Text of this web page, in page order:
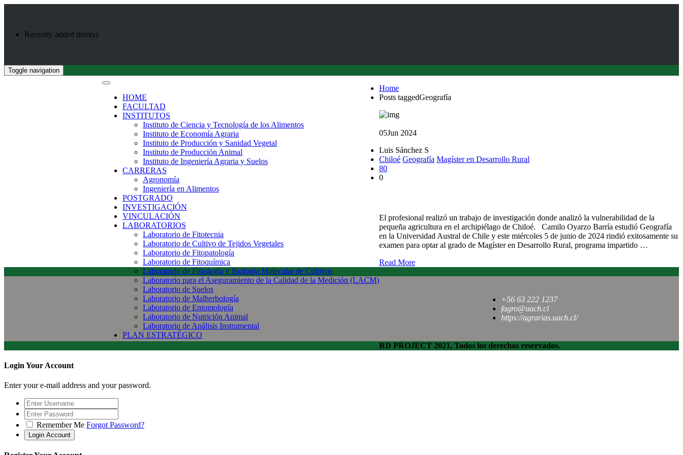
Recently added item(s)
Toggle navigation
HOME
FACULTAD
INSTITUTOS
Instituto de Ciencia y Tecnología de los Alimentos
Instituto de Economía Agraria
Instituto de Producción y Sanidad Vegetal
Instituto de Producción Animal
Instituto de Ingeniería Agraria y Suelos
CARRERAS
Agronomía
Ingeniería en Alimentos
POSTGRADO
INVESTIGACIÓN
VINCULACIÓN
LABORATORIOS
Laboratorio de Fitotecnia
Laboratorio de Cultivo de Tejidos Vegetales
Laboratorio de Fitopatología
Laboratorio de Fitoquímica
Laboratorio de Fisiología y Biología Molecular de Cultivos
Laboratorio para el Aseguramiento de la Calidad de la Medición (LACM)
Laboratorio de Suelos
Laboratorio de Malherbología
Laboratorio de Entomología
Laboratorio de Nutrición Animal
Laboratorio de Análisis Instrumental
PLAN ESTRATÉGICO
Home
Posts taggedGeografía
05Jun 2024
Luis Sánchez S
Chiloé Geografía Magíster en Desarrollo Rural
80
0
El profesional realizó un trabajo de investigación donde analizó la vulnerabilidad de la
pequeña agricultura en el archipiélago de Chiloé. Camilo Oyarzo Barría estudió Geografía
en la Universidad Austral de Chile y este miércoles 5 de junio de 2024 rindió exitosamente su
examen para optar al grado de Magíster en Desarrollo Rural, programa impartido …
Read More
+56 63 222 1237
fagro@uach.cl
https://agrarias.uach.cl/
RD PROJECT 2021, Todos los derechos reservados.
Login Your Account
Enter your e-mail address and your password.
Remember Me Forgot Password?